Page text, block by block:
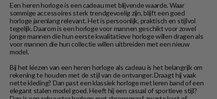
Een heren horloge is een cadeau met blijvende waarde. Waar
sommige accessoires sterk trendgevoelig zijn, blijft een goed
horloge jarenlang relevant. Het is persoonlijk, praktisch en stijlvol
tegelijk. Daarom is een horloge voor mannen geschikt voor zowel
jonge mannen die hun eerste kwalitatieve horloge willen dragen als
voor mannen die hun collectie willen uitbreiden met een nieuw
model.
Bij het kiezen van een heren horloge als cadeau is het belangrijk om
rekening te houden met de stijl van de ontvanger. Draagt hij vaak
nette kleding? Dan past een klassiek horloge met leren band of een
elegant stalen model goed. Heeft hij een casual of sportieve stijl?